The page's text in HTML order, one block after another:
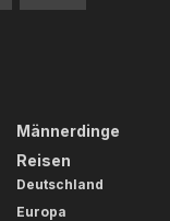
Männerdinge
Reisen
Deutschland
Europa